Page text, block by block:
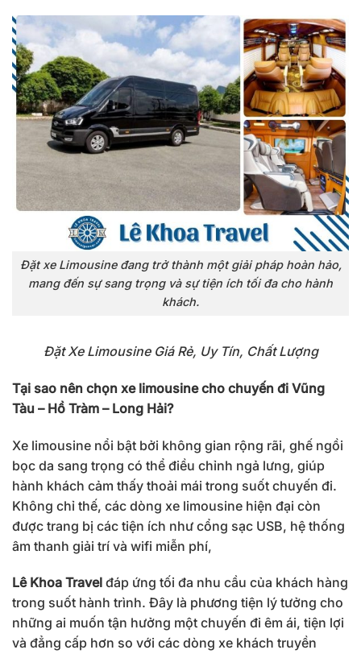
Đặt xe Limousine đang trở thành một giải pháp hoàn hảo,
mang đến sự sang trọng và sự tiện ích tối đa cho hành
khách.
Đặt Xe Limousine Giá Rẻ, Uy Tín, Chất Lượng
Tại sao nên chọn xe limousine cho chuyến đi Vũng
Tàu – Hồ Tràm – Long Hải?
Xe limousine nổi bật bởi không gian rộng rãi, ghế ngồi
bọc da sang trọng có thể điều chỉnh ngả lưng, giúp
hành khách cảm thấy thoải mái trong suốt chuyến đi.
Không chỉ thế, các dòng xe limousine hiện đại còn
được trang bị các tiện ích như cổng sạc USB, hệ thống
âm thanh giải trí và wifi miễn phí,
Lê Khoa Travel đáp ứng tối đa nhu cầu của khách hàng
trong suốt hành trình. Đây là phương tiện lý tưởng cho
những ai muốn tận hưởng một chuyến đi êm ái, tiện lợi
và đẳng cấp hơn so với các dòng xe khách truyền